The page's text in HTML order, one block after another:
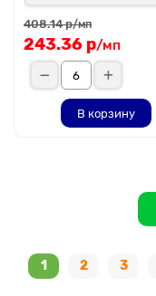
408.14 р/мп
243.36 р/мп
В корзину
1 2 3